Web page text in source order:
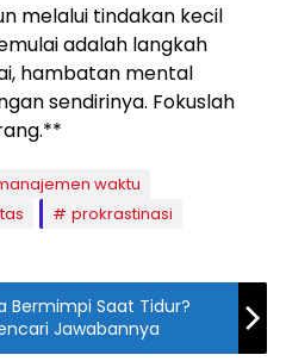
melalui tindakan kecil
adalah langkah
hambatan mental
sendirinya. Fokuslah
waktu
prokrastinasi
Bermimpi Saat Tidur?
Jawabannya